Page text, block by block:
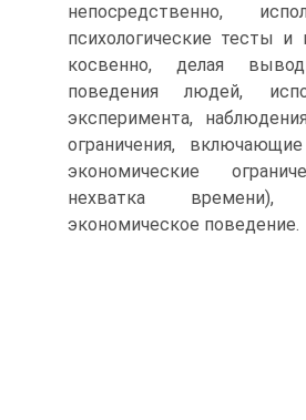
непосредственно,
психологические тесты
косвенно, делая
поведения людей,
эксперимента,
ограничения,
экономические
нехватка
экономическое поведение.